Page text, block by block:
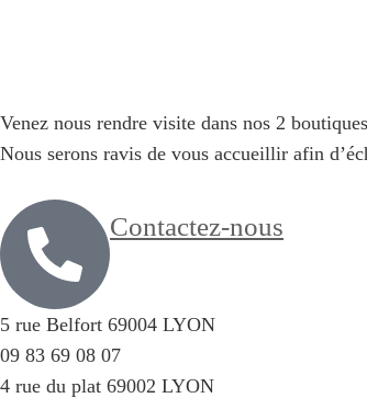
Venez nous rendre visite dans nos 2
Nous serons ravis de vous accueillir afin
Contactez-nous
5 rue Belfort 69004 LYON
09 83 69 08 07
4 rue du plat 69002 LYON